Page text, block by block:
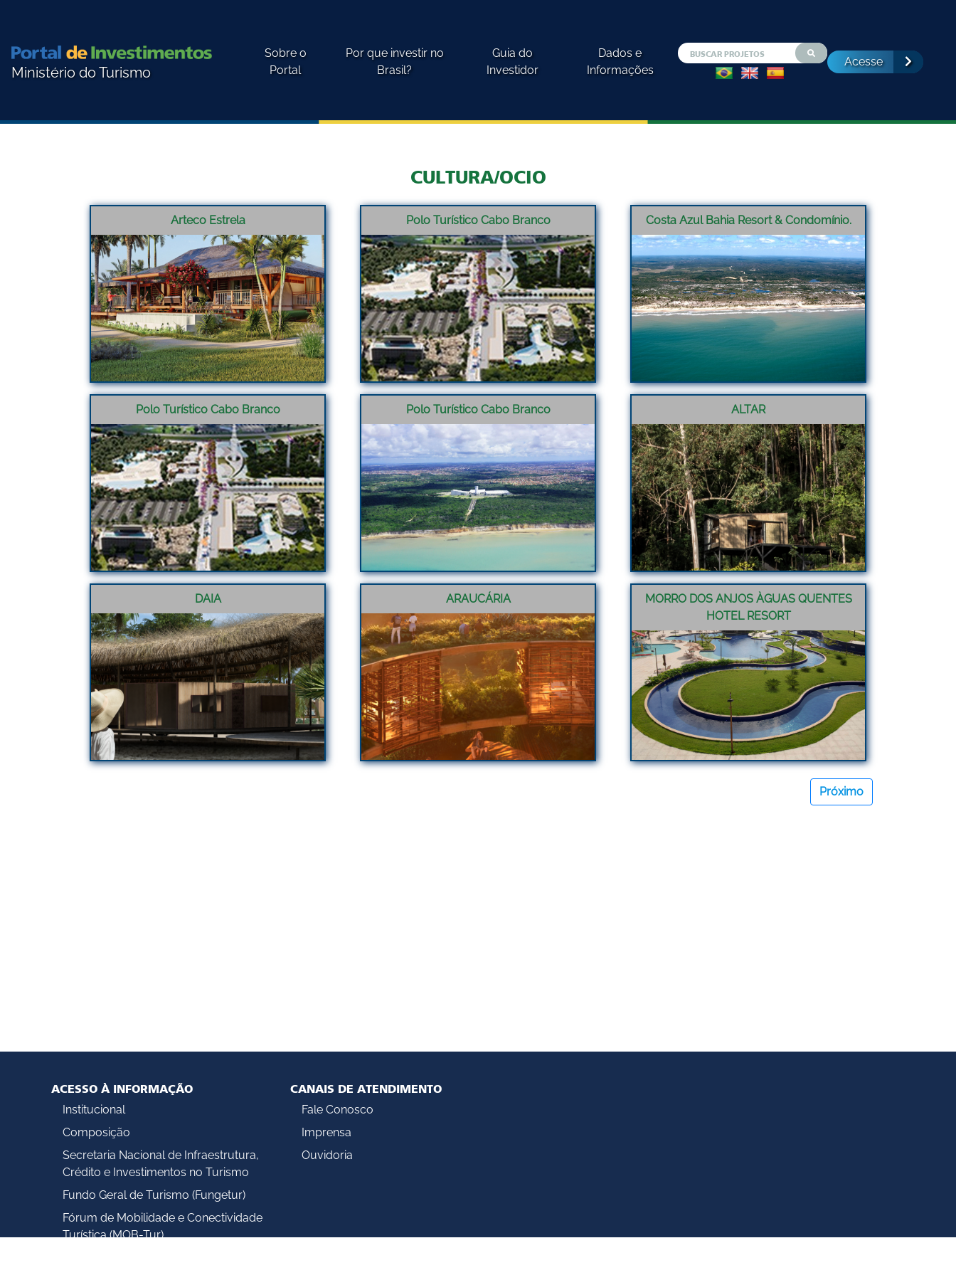
Ministério do Turismo
Sobre o
Portal
Por que investir no
Brasil?
Guia do
Investidor
Dados e
Informações
Acesse
CULTURA/OCIO
Arteco Estrela Polo Turístico Cabo Branco Costa Azul Bahia Resort & Condomínio.
Polo Turístico Cabo Branco Polo Turístico Cabo Branco ALTAR
DAIA ARAUCÁRIA
MORRO DOS ANJOS ÀGUAS QUENTES
HOTEL RESORT
Próximo
ACESSO À INFORMAÇÃO
Institucional
Composição
Secretaria Nacional de Infraestrutura,
Crédito e Investimentos no Turismo
Fundo Geral de Turismo (Fungetur)
Fórum de Mobilidade e Conectividade
Turística (MOB-Tur)
CANAIS DE ATENDIMENTO
Fale Conosco
Imprensa
Ouvidoria